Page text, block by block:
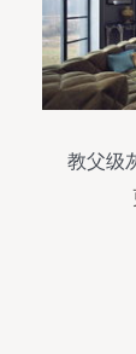
教父级